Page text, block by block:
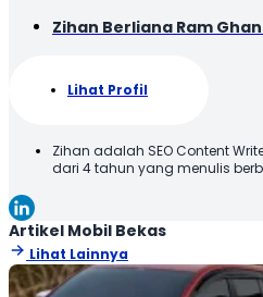
Zihan Berliana Ram
Lihat Profil
Zihan adalah SEO Content
dari 4 tahun yang menulis
oleh pembaca. Melalui
memberikan informasi yang
Membaca!
Artikel Mobil Bekas
Lihat Lainnya